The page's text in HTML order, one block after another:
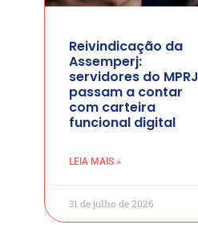
Reivindicação da
Assemperj:
servidores do MPRJ
passam a contar
com carteira
funcional digital
LEIA MAIS »
31 de julho de 2026